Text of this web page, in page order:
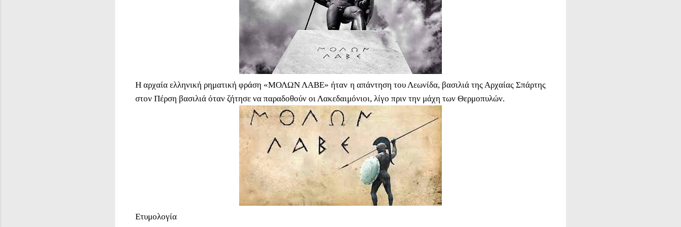
Η αρχαία ελληνική ρηματική φράση «ΜΟΛΩΝ ΛΑΒΕ» ήταν η απάντηση του Λεωνίδα, βασιλιά της Αρχαίας Σπάρτης
στον Πέρση βασιλιά όταν ζήτησε να παραδοθούν οι Λακεδαιμόνιοι, λίγο πριν την μάχη των Θερμοπυλών.
Ετυμολογία